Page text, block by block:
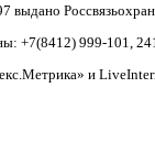
+7(8412) 999-101,
и